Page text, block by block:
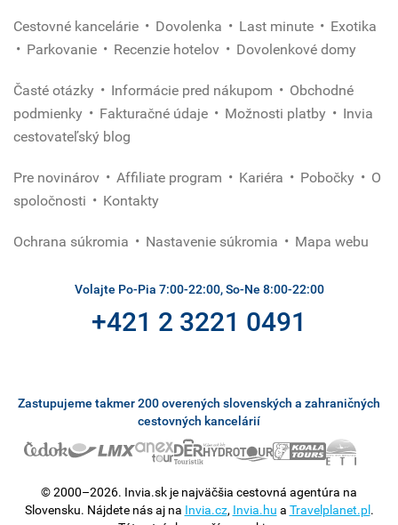
Cestovné kancelárie Dovolenka Last minute
Exotika
Parkovanie
Recenzie hotelov Dovolenkové domy
Časté otázky Informácie pred nákupom
Obchodné
podmienky
Fakturačné údaje Možnosti platby
Invia
cestovateľský blog
Pre novinárov Affiliate program Kariéra Pobočky
O
spoločnosti
Kontakty
Ochrana súkromia Nastavenie súkromia Mapa webu
Volajte Po-Pia 7:00-22:00, So-Ne 8:00-22:00
+421 2 3221 0491
Zastupujeme takmer 200 overených slovenských a zahraničných
cestovných kancelárií
© 2000–2026. Invia.sk je najväčšia cestovná agentúra na
Slovensku. Nájdete nás aj na Invia.cz, Invia.hu a Travelplanet.pl .